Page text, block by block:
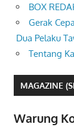
BOX
Gerak
Dua Pelaku
Tentang
MAGAZINE
Warung